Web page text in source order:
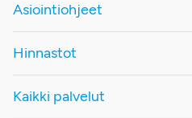
Asiointiohjeet
Hinnastot
Kaikki palvelut